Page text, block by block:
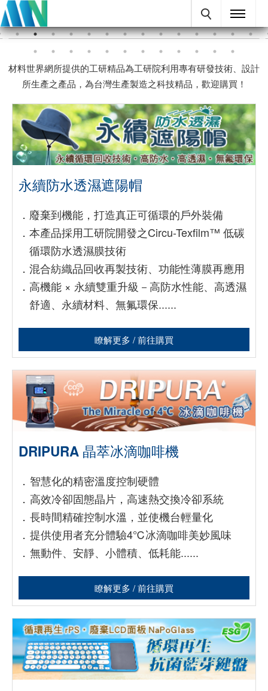
材料世界網所提供的工研精品為工研院利用專有研發技術、設計
所生產之產品，為台灣生產製造之科技精品，歡迎購買！
永續防水透濕遮陽帽
． 廢棄到機能，打造真正可循環的戶外裝備
． 本產品採用工研院開發之Circu-Texfilm™ 低碳
循環防水透濕膜技術
． 混合紡織品回收再製技術、功能性薄膜再應用
． 高機能 × 永續雙重升級－高防水性能、高透濕
舒適、永續材料、無氟環保......
瞭解更多 / 前往購買
DRIPURA 晶萃冰滴咖啡機
． 智慧化的精密溫度控制硬體
． 高效冷卻固態晶片，高速熱交換冷卻系統
． 長時間精確控制水溫，並使機台輕量化
． 提供使用者充分體驗4℃冰滴咖啡美妙風味
． 無動件、安靜、小體積、低耗能......
瞭解更多 / 前往購買